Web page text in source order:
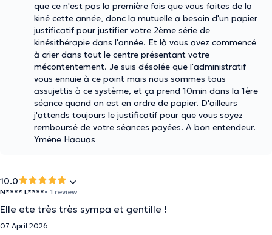
que ce n'est pas la première fois que vous faites de la
kiné cette année, donc la mutuelle a besoin d'un papier
justificatif pour justifier votre 2ème série de
kinésithérapie dans l'année. Et là vous avez commencé
à crier dans tout le centre présentant votre
mécontentement. Je suis désolée que l'administratif
vous ennuie à ce point mais nous sommes tous
assujettis à ce système, et ça prend 10min dans la 1ère
séance quand on est en ordre de papier. D'ailleurs
j'attends toujours le justificatif pour que vous soyez
remboursé de votre séances payées. A bon entendeur.
Ymène Haouas
10.0
N**** L****• 1 review
Elle ete très très sympa et gentille !
07 April 2026